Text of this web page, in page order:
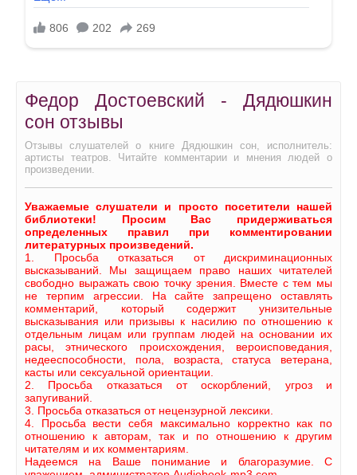
Федор Достоевский - Дядюшкин
сон отзывы
Отзывы слушателей о книге Дядюшкин сон, исполнитель:
артисты театров. Читайте комментарии и мнения людей о
произведении.
Уважаемые слушатели и просто посетители нашей
библиотеки! Просим Вас придерживаться
определенных правил при комментировании
литературных произведений.
1. Просьба отказаться от дискриминационных
высказываний. Мы защищаем право наших читателей
свободно выражать свою точку зрения. Вместе с тем мы
не терпим агрессии. На сайте запрещено оставлять
комментарий, который содержит унизительные
высказывания или призывы к насилию по отношению к
отдельным лицам или группам людей на основании их
расы, этнического происхождения, вероисповедания,
недееспособности, пола, возраста, статуса ветерана,
касты или сексуальной ориентации.
2. Просьба отказаться от оскорблений, угроз и
запугиваний.
3. Просьба отказаться от нецензурной лексики.
4. Просьба вести себя максимально корректно как по
отношению к авторам, так и по отношению к другим
читателям и их комментариям.
Надеемся на Ваше понимание и благоразумие. С